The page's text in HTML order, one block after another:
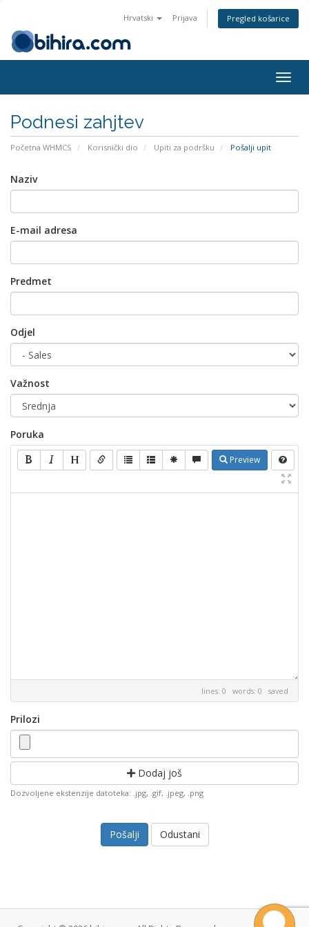
Hrvatski Prijava Pregled košarice
Podnesi zahjtev
Početna WHMCS Korisnički dio Upiti za podršku Pošalji upit
Naziv
E-mail adresa
Predmet
Odjel
Važnost
Poruka
Preview
lines: 0 words: 0 saved
Prilozi
Dodaj još
Dozvoljene ekstenzije datoteka: .jpg, .gif, .jpeg, .png
Odustani